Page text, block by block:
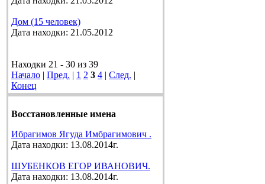
Дом (15 человек)
Дата находки: 21.05.2012
Находки 21 - 30 из 39
Начало | Пред. | 1 2 3 4 | След. |
Конец
Восстановленные имена
Ибрагимов Ягуда Имбрагимович .
Дата находки: 13.08.2014г.
ШУБЕНКОВ ЕГОР ИВАНОВИЧ.
Дата находки: 13.08.2014г.